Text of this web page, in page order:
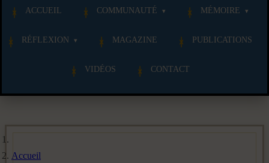
ACCUEIL COMMUNAUTÉ MÉMOIRE
RÉFLEXION MAGAZINE PUBLICATIONS
VIDÉOS CONTACT
Accueil